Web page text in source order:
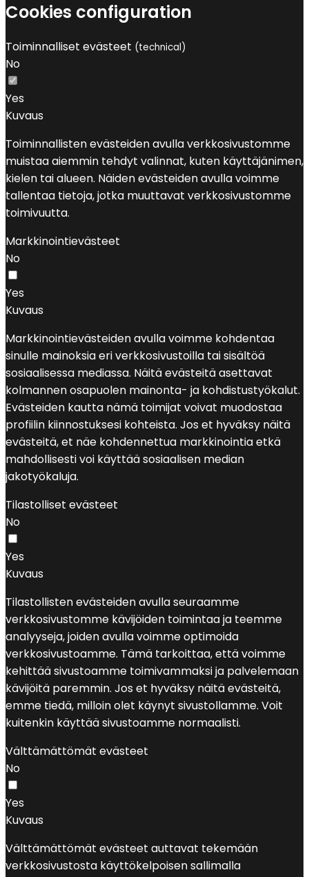
Cookies configuration
Toiminnalliset evästeet (technical)
No
Yes
Kuvaus
Toiminnallisten evästeiden avulla verkkosivustomme
muistaa aiemmin tehdyt valinnat, kuten käyttäjänimen,
kielen tai alueen. Näiden evästeiden avulla voimme
tallentaa tietoja, jotka muuttavat verkkosivustomme
toimivuutta.
Markkinointievästeet
No
Yes
Kuvaus
Markkinointievästeiden avulla voimme kohdentaa
sinulle mainoksia eri verkkosivustoilla tai sisältöä
sosiaalisessa mediassa. Näitä evästeitä asettavat
kolmannen osapuolen mainonta- ja kohdistustyökalut.
Evästeiden kautta nämä toimijat voivat muodostaa
profiilin kiinnostuksesi kohteista. Jos et hyväksy näitä
evästeitä, et näe kohdennettua markkinointia etkä
mahdollisesti voi käyttää sosiaalisen median
jakotyökaluja.
Tilastolliset evästeet
No
Yes
Kuvaus
Tilastollisten evästeiden avulla seuraamme
verkkosivustomme kävijöiden toimintaa ja teemme
analyyseja, joiden avulla voimme optimoida
verkkosivustoamme. Tämä tarkoittaa, että voimme
kehittää sivustoamme toimivammaksi ja palvelemaan
kävijöitä paremmin. Jos et hyväksy näitä evästeitä,
emme tiedä, milloin olet käynyt sivustollamme. Voit
kuitenkin käyttää sivustoamme normaalisti.
Välttämättömät evästeet
No
Yes
Kuvaus
Välttämättömät evästeet auttavat tekemään
verkkosivustosta käyttökelpoisen sallimalla